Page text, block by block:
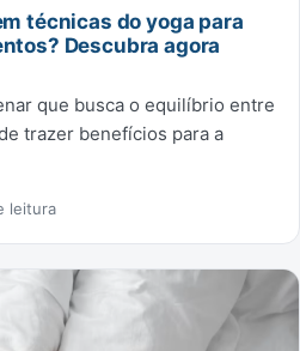
técnicas do yoga para
Descubra agora
que busca o equilíbrio entre
trazer benefícios para a
leitura